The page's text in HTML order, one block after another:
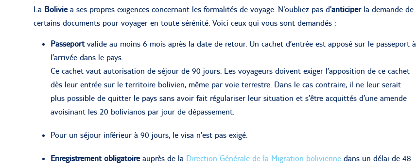
La Bolivie a ses propres exigences concernant les formalités de voyage. N'oubliez pas d'anticiperla demande de
certains documents pour voyager en toute sérénité. Voici ceux qui vous sont demandés :
Passeport valide au moins 6 mois après la date de retour. Un cachet d’entrée est apposé sur le passeport à
l’arrivée dans le pays.
Ce cachet vaut autorisation de séjour de 90 jours. Les voyageurs doivent exiger l’apposition de ce cachet
dès leur entrée sur le territoire bolivien, même par voie terrestre. Dans le cas contraire, il ne leur serait
plus possible de quitter le pays sans avoir fait régulariser leur situation et s’être acquittés d’une amende
avoisinant les 20 bolivianos par jour de dépassement.
Pour un séjour inférieur à 90 jours, le visa n’est pas exigé.
Enregistrement obligatoireauprès de la Direction Générale de la Migration bolivienne dans un délai de 48